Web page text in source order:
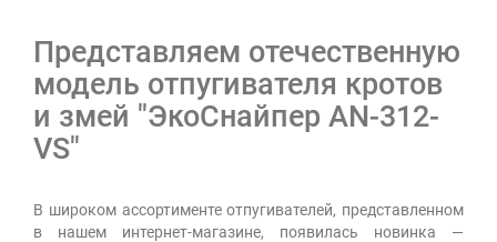
Представляем отечественную
модель отпугивателя кротов
и змей "ЭкоСнайпер AN-312-
VS"
В широком ассортименте отпугивателей, представленном
в нашем интернет-магазине, появилась новинка —